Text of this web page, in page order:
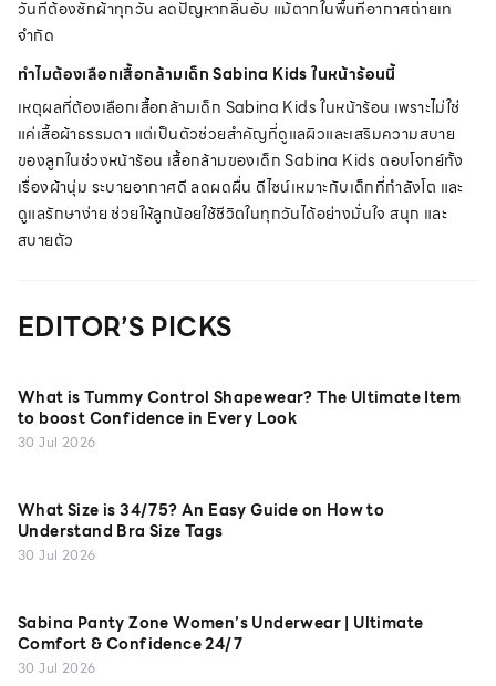
วันที่ต้องซักผ้าทุกวัน ลดปัญหากลิ่นอับ แม้ตากในพื้นที่อากาศถ่ายเท
จำกัด
ทำไมต้องเลือกเสื้อกล้ามเด็ก Sabina Kids ในหน้าร้อนนี้
เหตุผลที่ต้องเลือกเสื้อกล้ามเด็ก Sabina Kids ในหน้าร้อน เพราะไม่ใช่
แค่เสื้อผ้าธรรมดา แต่เป็นตัวช่วยสำคัญที่ดูแลผิวและเสริมความสบาย
ของลูกในช่วงหน้าร้อน เสื้อกล้ามของเด็ก Sabina Kids ตอบโจทย์ทั้ง
เรื่องผ้านุ่ม ระบายอากาศดี ลดผดผื่น ดีไซน์เหมาะกับเด็กที่กำลังโต และ
ดูแลรักษาง่าย ช่วยให้ลูกน้อยใช้ชีวิตในทุกวันได้อย่างมั่นใจ สนุก และ
สบายตัว
EDITOR’S PICKS
What is Tummy Control Shapewear? The Ultimate Item
to boost Confidence in Every Look
30 Jul 2026
What Size is 34/75? An Easy Guide on How to
Understand Bra Size Tags
30 Jul 2026
Sabina Panty Zone Women’s Underwear | Ultimate
Comfort & Confidence 24/7
30 Jul 2026